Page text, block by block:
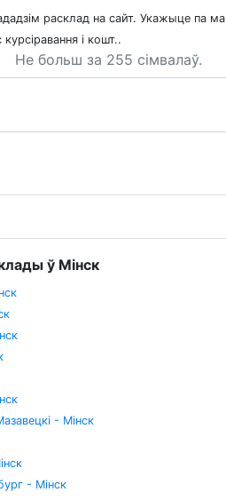
расклад на сайт. Укажыце па
і кошт..
Не больш за 255 сімвалаў.
ў Мінск
- Мінск
- Мінск